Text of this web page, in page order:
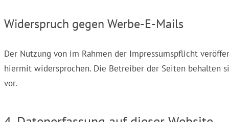
Widerspruch gegen Werbe-E-Mails
Der Nutzung von im Rahmen der Impressumspflicht
hiermit widersprochen. Die Betreiber der Seiten behalten
vor.